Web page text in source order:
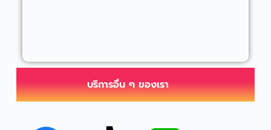
บริการอื่น ๆ ของเรา